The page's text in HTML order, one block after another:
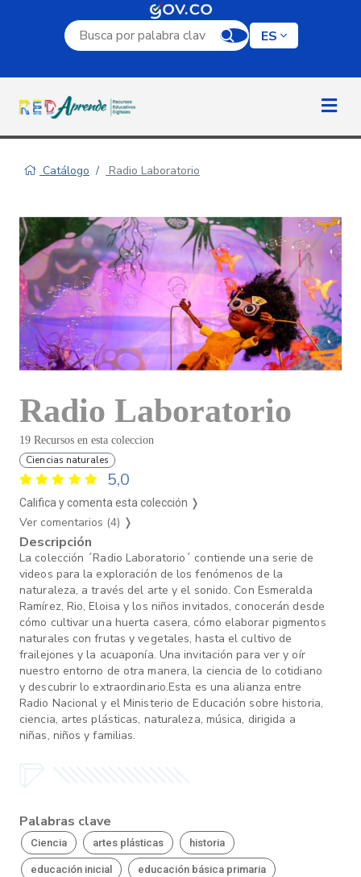
Campo de búsqueda por palabra clave
ES
Catálogo Radio Laboratorio
Radio Laboratorio
19 Recursos en esta coleccion
Ciencias naturales
5,0
Califica y comenta esta colección ❭
Ver comentarios (4) ❭
Descripción
La colección ´Radio Laboratorio´ contiende una serie de
videos para la exploración de los fenómenos de la
naturaleza, a través del arte y el sonido. Con Esmeralda
Ramírez, Rio, Eloisa y los niños invitados, conocerán desde
cómo cultivar una huerta casera, cómo elaborar pigmentos
naturales con frutas y vegetales, hasta el cultivo de
frailejones y la acuaponía. Una invitación para ver y oír
nuestro entorno de otra manera, la ciencia de lo cotidiano
y descubrir lo extraordinario.Esta es una alianza entre
Radio Nacional y el Ministerio de Educación sobre historia,
ciencia, artes plásticas, naturaleza, música, dirigida a
niñas, niños y familias.
Palabras clave
Ciencia artes plásticas historia
educación inicial educación básica primaria